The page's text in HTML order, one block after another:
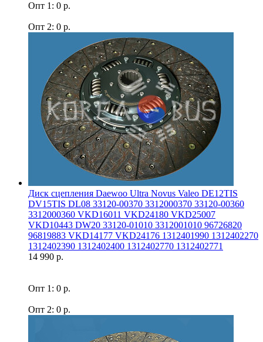
Опт 1: 0 р.
Опт 2: 0 р.
Диск сцепления Daewoo Ultra Novus Valeo DE12TIS
DV15TIS DL08 33120-00370 3312000370 33120-00360
3312000360 VKD16011 VKD24180 VKD25007
VKD10443 DW20 33120-01010 3312001010 96726820
96819883 VKD14177 VKD24176 1312401990 1312402270
1312402390 1312402400 1312402770 1312402771
14 990 р.
Опт 1: 0 р.
Опт 2: 0 р.